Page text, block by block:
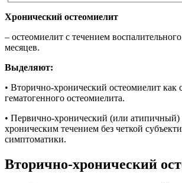
Хронический остеомиелит
– остеомиелит с течением
месяцев.
Выделяют:
• Вторично-хронический остеомиелит как
гематогенного остеомиелита.
• Первично-хронический (или атипичный)
хроническим течением без четкой
симптоматики.
Вторично-хронический